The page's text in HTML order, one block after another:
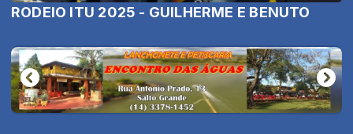
RODEIO ITU 2025 - GUILHERME E BENUTO